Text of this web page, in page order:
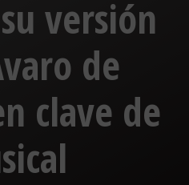
versión
de
clave de